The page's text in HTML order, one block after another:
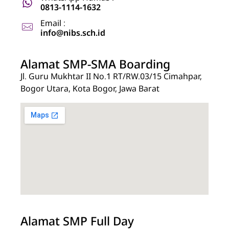
0813-1114-1632
Email :
info@nibs.sch.id
Alamat SMP-SMA Boarding
Jl. Guru Mukhtar II No.1 RT/RW.03/15 Cimahpar,
Bogor Utara, Kota Bogor, Jawa Barat
Alamat SMP Full Day